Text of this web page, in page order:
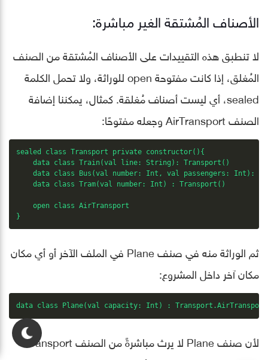
الأصناف المُشتقة الغير مباشرة:
لا تنطبق هذه التقييدات على الأصناف المُشتقة من الصنف
المُغلق، إذا كانت مفتوحة open للوراثة، ولا تحمل الكلمة
sealed، أي ليست أصناف مُغلقة. كمثال، يمكننا إضافة
الصنف AirTransport وجعله مفتوحًا:
sealed class Transport private constructor(){
    data class Train(val line: String): Transport()
data class Bus(val number: Int, val passengers: Int):
    data class Tram(val number: Int) : Transport()
    open class AirTransport
}
ثم الوراثة منه في صنف Plane في الملف الآخر أو أي مكان
مكان آخر داخل المشروع:
data class Plane(val capacity: Int) :
لأن صنف Plane لا يرث مباشرةً من الصنف Transport،